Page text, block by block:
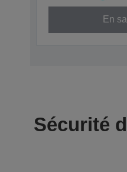
En
Sécurité